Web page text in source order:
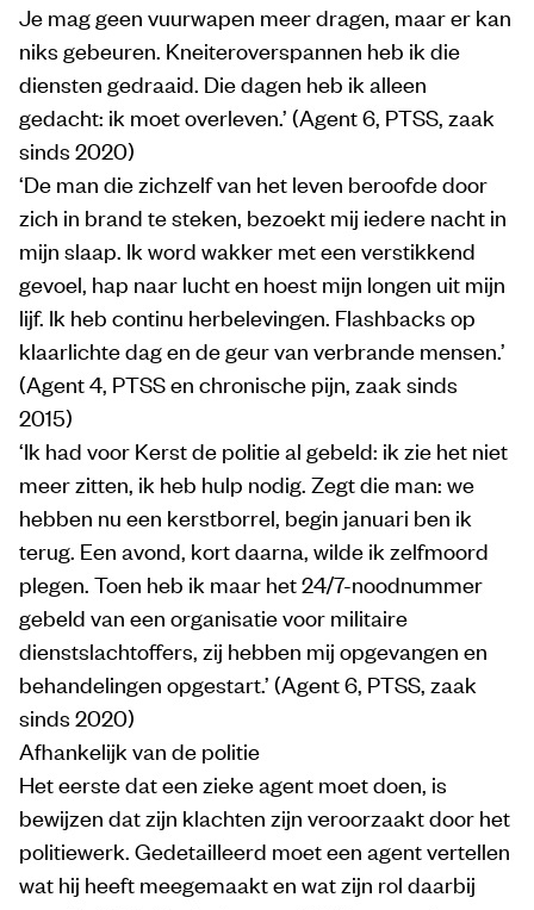
Je mag geen vuurwapen meer dragen, maar er kan
niks gebeuren. Kneiteroverspannen heb ik die
diensten gedraaid. Die dagen heb ik alleen
gedacht: ik moet overleven.’ (Agent 6, PTSS, zaak
sinds 2020)
‘De man die zichzelf van het leven beroofde door
zich in brand te steken, bezoekt mij iedere nacht in
mijn slaap. Ik word wakker met een verstikkend
gevoel, hap naar lucht en hoest mijn longen uit mijn
lijf. Ik heb continu herbelevingen. Flashbacks op
klaarlichte dag en de geur van verbrande mensen.’
(Agent 4, PTSS en chronische pijn, zaak sinds
2015)
‘Ik had voor Kerst de politie al gebeld: ik zie het niet
meer zitten, ik heb hulp nodig. Zegt die man: we
hebben nu een kerstborrel, begin januari ben ik
terug. Een avond, kort daarna, wilde ik zelfmoord
plegen. Toen heb ik maar het 24/7-noodnummer
gebeld van een organisatie voor militaire
dienstslachtoffers, zij hebben mij opgevangen en
behandelingen opgestart.’ (Agent 6, PTSS, zaak
sinds 2020)
Afhankelijk van de politie
Het eerste dat een zieke agent moet doen, is
bewijzen dat zijn klachten zijn veroorzaakt door het
politiewerk. Gedetailleerd moet een agent vertellen
wat hij heeft meegemaakt en wat zijn rol daarbij